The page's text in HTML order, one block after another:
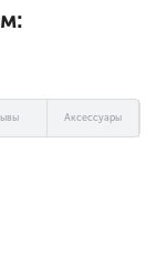
с
Аксессуары